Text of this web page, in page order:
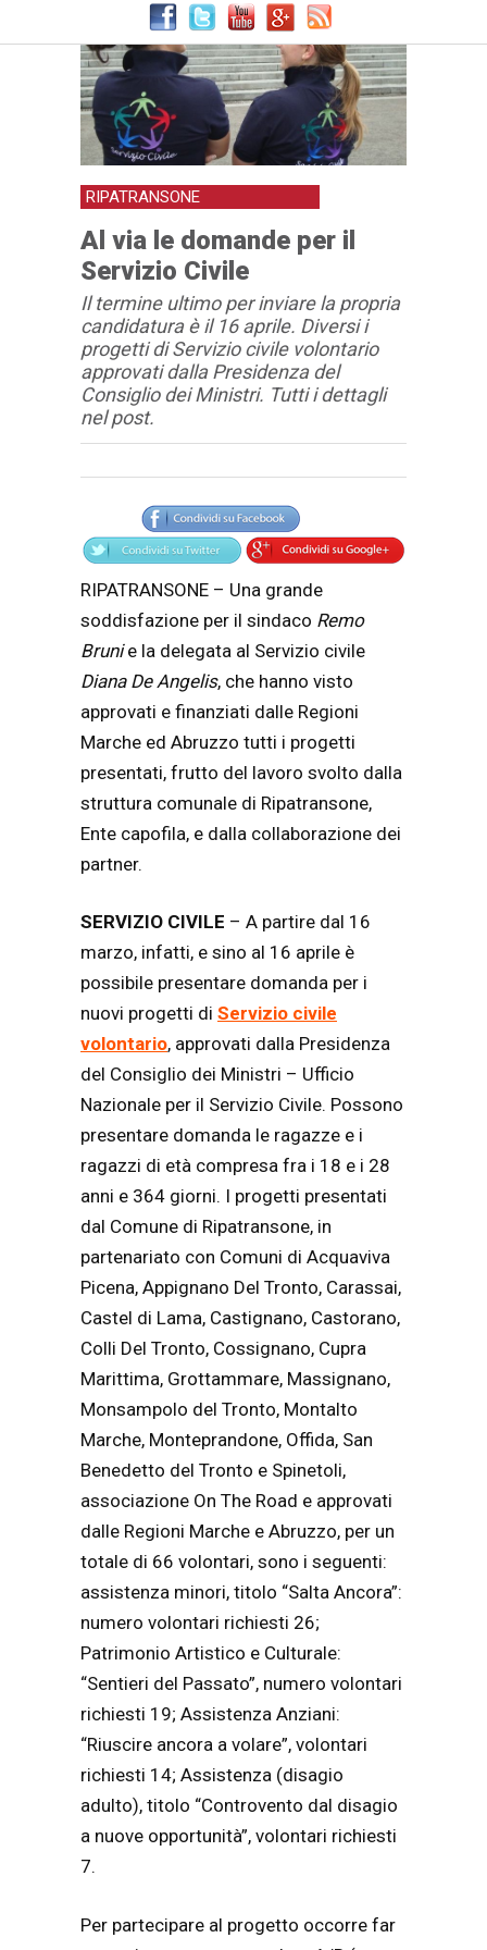
RIPATRANSONE
Al via le domande per il
Servizio Civile
Il termine ultimo per inviare la propria
candidatura è il 16 aprile. Diversi i
progetti di Servizio civile volontario
approvati dalla Presidenza del
Consiglio dei Ministri. Tutti i dettagli
nel post.
Articolo
Testo articolo principale
RIPATRANSONE – Una grande
soddisfazione per il sindaco Remo
Brunie la delegata al Servizio civile
Diana De Angelis, che hanno visto
approvati e finanziati dalle Regioni
Marche ed Abruzzo tutti i progetti
presentati, frutto del lavoro svolto dalla
struttura comunale di Ripatransone,
Ente capofila, e dalla collaborazione dei
partner.
SERVIZIO CIVILE – A partire dal 16
marzo, infatti, e sino al 16 aprile è
possibile presentare domanda per i
nuovi progetti di Servizio civile
volontario, approvati dalla Presidenza
del Consiglio dei Ministri – Ufficio
Nazionale per il Servizio Civile. Possono
presentare domanda le ragazze e i
ragazzi di età compresa fra i 18 e i 28
anni e 364 giorni. I progetti presentati
dal Comune di Ripatransone, in
partenariato con Comuni di Acquaviva
Picena, Appignano Del Tronto, Carassai,
Castel di Lama, Castignano, Castorano,
Colli Del Tronto, Cossignano, Cupra
Marittima, Grottammare, Massignano,
Monsampolo del Tronto, Montalto
Marche, Monteprandone, Offida, San
Benedetto del Tronto e Spinetoli,
associazione On The Road e approvati
dalle Regioni Marche e Abruzzo, per un
totale di 66 volontari, sono i seguenti:
assistenza minori, titolo “Salta Ancora”:
numero volontari richiesti 26;
Patrimonio Artistico e Culturale:
“Sentieri del Passato”, numero volontari
richiesti 19; Assistenza Anziani:
“Riuscire ancora a volare”, volontari
richiesti 14; Assistenza (disagio
adulto), titolo “Controvento dal disagio
a nuove opportunità”, volontari richiesti
7.
Per partecipare al progetto occorre far